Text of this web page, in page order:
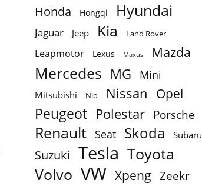
Honda Hongqi Hyundai
Jaguar Jeep Kia Land Rover
Leapmotor Lexus Maxus Mazda
Mercedes MG Mini
Mitsubishi Nio Nissan Opel
Peugeot Polestar Porsche
Renault Seat Skoda Subaru
Suzuki Tesla Toyota
Volvo VW Xpeng Zeekr